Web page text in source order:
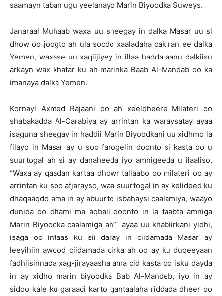
saamayn taban ugu yeelanayo Marin Biyoodka Suweys.
Janaraal Muhaab waxa uu sheegay in dalka Masar uu si
dhow oo joogto ah ula socdo xaaladaha cakiran ee dalka
Yemen, waxase uu xaqiijiyey in illaa hadda aanu dalkiisu
arkayn wax khatar ku ah marinka Baab Al-Mandab oo ka
imanaya dalka Yemen.
Kornayl Axmed Rajaani oo ah xeeldheere Milateri oo
shabakadda Al-Carabiya ay arrintan ka waraysatay ayaa
isaguna sheegay in haddii Marin Biyoodkani uu xidhmo la
filayo in Masar ay u soo farogelin doonto si kasta oo u
suurtogal ah si ay danaheeda iyo amnigeeda u ilaaliso,
“Waxa ay qaadan kartaa dhowr tallaabo oo milateri oo ay
arrintan ku soo afjarayso, waa suurtogal in ay kelideed ku
dhaqaaqdo ama in ay abuurto isbahaysi caalamiya, waayo
dunida oo dhami ma aqbali doonto in la taabta amniga
Marin Biyoodka caalamiga ah” ayaa uu khabiirkani yidhi,
isaga oo intaas ku sii daray in ciidamada Masar ay
leeyihiin awood ciidamada cirka ah oo ay ku duqeeyaan
fadhiisinnada xag-jirayaasha ama cid kasta oo isku dayda
in ay xidho marin biyoodka Bab Al-Mandeb, iyo in ay
sidoo kale ku garaaci karto gantaalaha riddada dheer oo